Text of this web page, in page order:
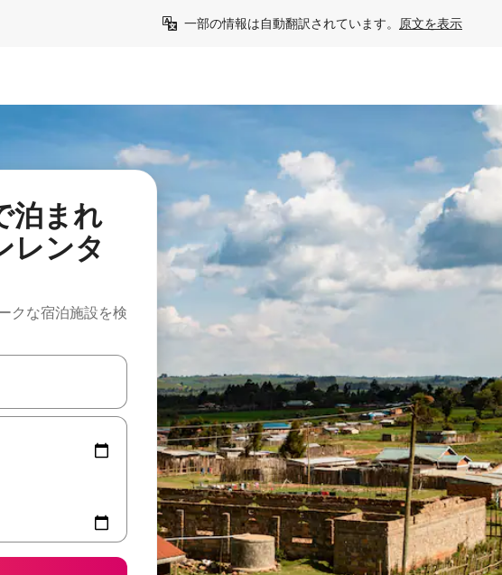
一部の情報は自動翻訳されています。 原文を表示
泊まれ
レンタ
クな宿泊施設を検
矢印キーを使って移動するか、画面をタッチまたはスワイプして検索結果を確認する